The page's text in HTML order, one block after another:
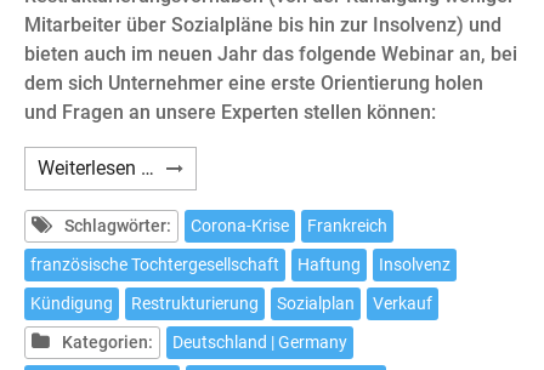
Mitarbeiter über Sozialpläne bis hin zur Insolvenz) und
bieten auch im neuen Jahr das folgende Webinar an, bei
dem sich Unternehmer eine erste Orientierung holen
und Fragen an unsere Experten stellen können:
Weiterlesen … Webinar:
Die
französische
Tochtergesellschaft
in
der
Krise
Schlagwörter: Corona-Krise
Frankreich
französische Tochtergesellschaft
Haftung
Insolvenz
Kündigung
Restrukturierung Sozialplan
Verkauf
Kategorien:
Deutschland | Germany